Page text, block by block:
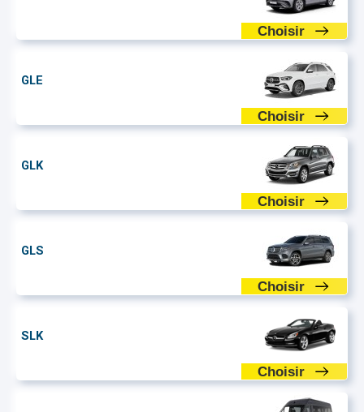
Choisir
GLE
Choisir
GLK
Choisir
GLS
Choisir
SLK
Choisir